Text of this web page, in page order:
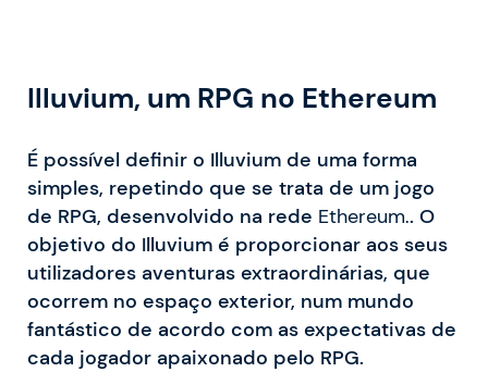
Illuvium, um RPG no Ethereum
É possível definir o Illuvium de uma forma
simples, repetindo que se trata de um jogo
de RPG, desenvolvido na rede Ethereum.. O
objetivo do Illuvium é proporcionar aos seus
utilizadores aventuras extraordinárias, que
ocorrem no espaço exterior, num mundo
fantástico de acordo com as expectativas de
cada jogador apaixonado pelo RPG.